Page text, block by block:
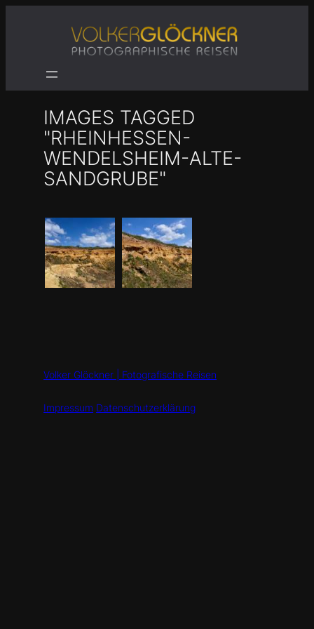
IMAGES TAGGED
"RHEINHESSEN-
WENDELSHEIM-ALTE-
SANDGRUBE"
Volker Glöckner | Fotografische Reisen
Impressum Datenschutzerklärung